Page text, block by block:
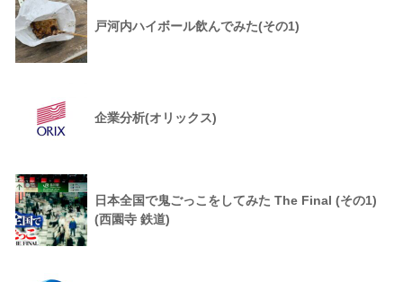
戸河内ハイボール飲んでみた(その1)
企業分析(オリックス)
日本全国で鬼ごっこをしてみた The Final (その1)
(西園寺 鉄道)